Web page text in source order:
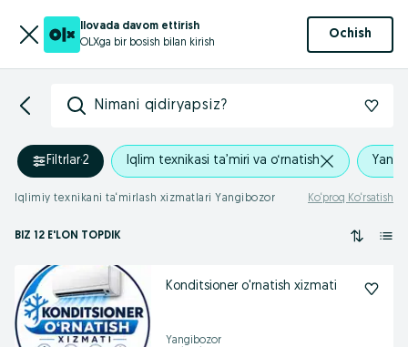
Ilovada davom ettirish
OLXga bir bosish bilan kirish
Ochish
Nimani qidiryapsiz?
Filtrlar·2 Iqlim texnikasi ta’miri va o‘rnatish
Iqlimiy texnikani ta‘mirlash xizmatlari Yangibozor Ko‘proq Ko‘rsatish
BIZ 12 E'LON TOPDIK
Konditsioner o'rnatish xizmati
Yangibozor